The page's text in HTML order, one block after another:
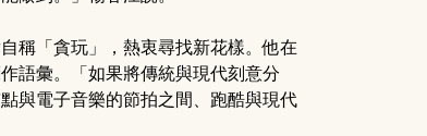
稱「貪玩」，熱衷尋找新花樣。他在
語彙。「如果將傳統與現代刻意分
與電子音樂的節拍之間、跑酷與現代